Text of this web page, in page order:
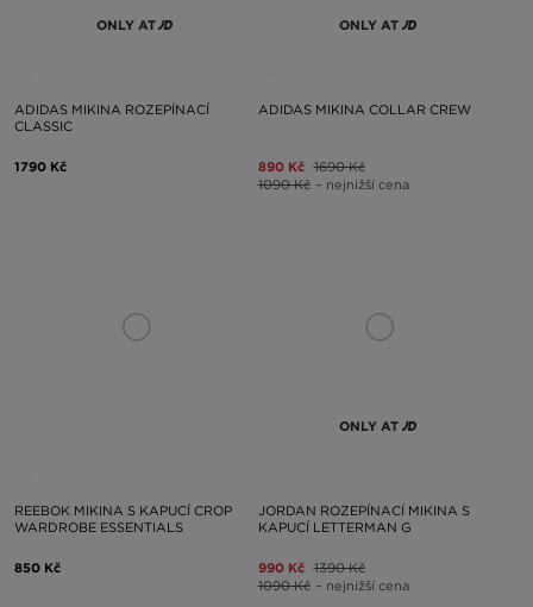
ONLY AT
ADIDAS MIKINA ROZEPÍNACÍ
CLASSIC
1790 Kč
ONLY AT
ADIDAS MIKINA COLLAR CREW
890 Kč 1690 Kč
1090 Kč – nejnižší cena
REEBOK MIKINA S KAPUCÍ CROP
WARDROBE ESSENTIALS
850 Kč
ONLY AT
JORDAN ROZEPÍNACÍ MIKINA S
KAPUCÍ LETTERMAN G
990 Kč 1390 Kč
1090 Kč – nejnižší cena